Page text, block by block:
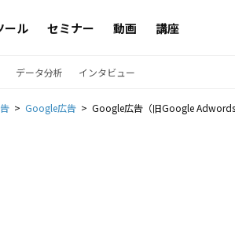
ール セミナー 動画 講座
データ分析 インタビュー
Google広告 Google広告（旧Google